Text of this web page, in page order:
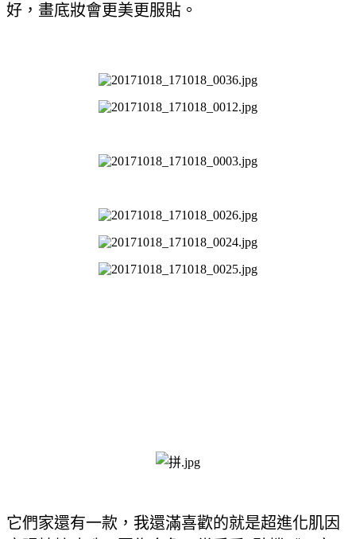
好，畫底妝會更美更服貼。
它們家還有一款，我還滿喜歡的就是超進化肌因